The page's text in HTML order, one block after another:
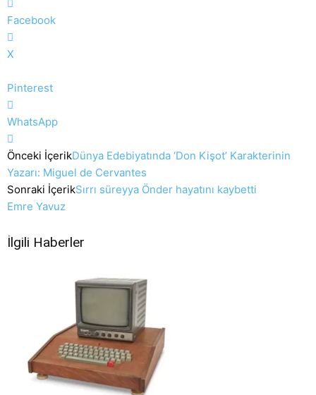
Facebook
X
Pinterest
WhatsApp
Önceki İçerikDünya Edebiyatında ‘Don Kişot’ Karakterinin
Yazarı: Miguel de Cervantes
Sonraki İçerikSırrı süreyya Önder hayatını kaybetti
Emre Yavuz
İlgili Haberler